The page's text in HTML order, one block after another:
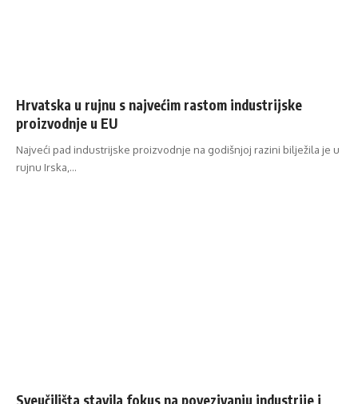
Hrvatska u rujnu s najvećim rastom industrijske
proizvodnje u EU
Najveći pad industrijske proizvodnje na godišnjoj razini bilježila je u
rujnu Irska,…
Sveučilišta stavila fokus na povezivanju industrije i